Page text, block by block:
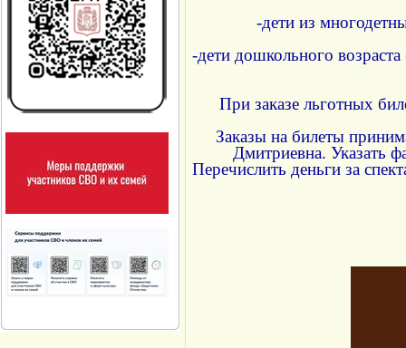
-дети из
-дети дошкольного
При заказе льготных
Заказы на билеты
Дмитриевна. Указать
Перечислить деньги за